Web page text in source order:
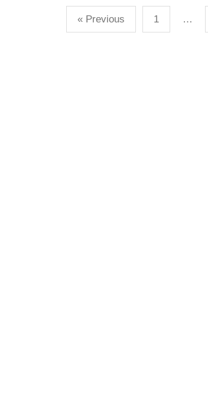
Posts
« Previous 1 …